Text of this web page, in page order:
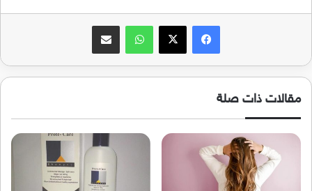
فيسبوك‫X واتساب مشاركة عبر البريد
مقالات ذات صلة